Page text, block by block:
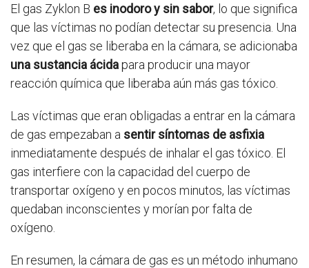
El gas Zyklon B es inodoro y sin sabor, lo que significa
que las víctimas no podían detectar su presencia. Una
vez que el gas se liberaba en la cámara, se adicionaba
una sustancia ácidapara producir una mayor
reacción química que liberaba aún más gas tóxico.
Las víctimas que eran obligadas a entrar en la cámara
de gas empezaban a sentir síntomas de asfixia
inmediatamente después de inhalar el gas tóxico. El
gas interfiere con la capacidad del cuerpo de
transportar oxígeno y en pocos minutos, las víctimas
quedaban inconscientes y morían por falta de
oxígeno.
En resumen, la cámara de gas es un método inhumano